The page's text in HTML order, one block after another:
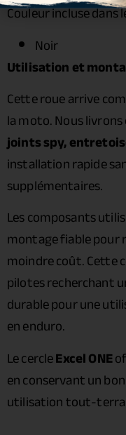
Couleur incluse dans
Noir
Utilisation et
Cette roue arrive
la moto. Nous
joints spy,
installation rapide
supplémentaires.
Les composants
montage fiable pour
moindre coût. Cette
pilotes recherchant
durable pour une
en enduro.
Le cercleExcel ONE
en conservant un
utilisation tout-